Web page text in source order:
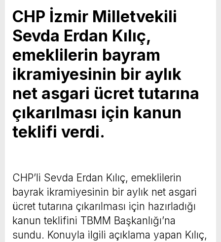
CHP İzmir Milletvekili
Sevda Erdan Kılıç,
emeklilerin bayram
ikramiyesinin bir aylık
net asgari ücret tutarına
çıkarılması için kanun
teklifi verdi.
CHP’li Sevda Erdan Kılıç, emeklilerin
bayrak ikramiyesinin bir aylık net asgari
ücret tutarına çıkarılması için hazırladığı
kanun teklifini TBMM Başkanlığı’na
sundu. Konuyla ilgili açıklama yapan Kılıç,